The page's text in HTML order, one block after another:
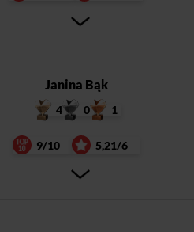
Janina Bąk
4 0 1
9/10 5,21/6